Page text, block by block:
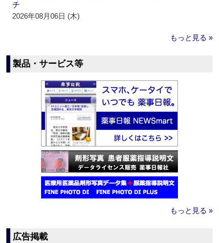
チ
2026年08月06日 (木)
もっと見る »
製品・サービス等
もっと見る »
広告掲載